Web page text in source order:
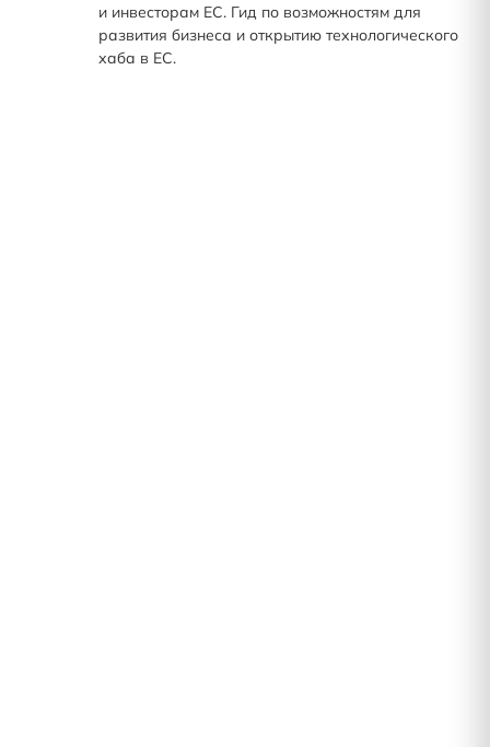
и инвесторам ЕС. Гид по возможностям для
развития бизнеса и открытию технологического
хаба в ЕС.